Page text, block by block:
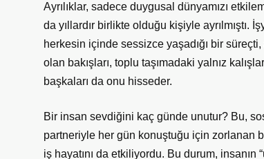
Ayrılıklar, sadece duygusal dünyamızı
da yıllardır birlikte olduğu kişiyle ayrılmıştı.
herkesin içinde sessizce yaşadığı bir
olan bakışları, toplu taşımadaki yalnız
başkaları da onu hisseder.
Bir insan sevdiğini kaç günde unutur? Bu,
partneriyle her gün konuştuğu için zorlanan
iş hayatını da etkiliyordu. Bu durum,